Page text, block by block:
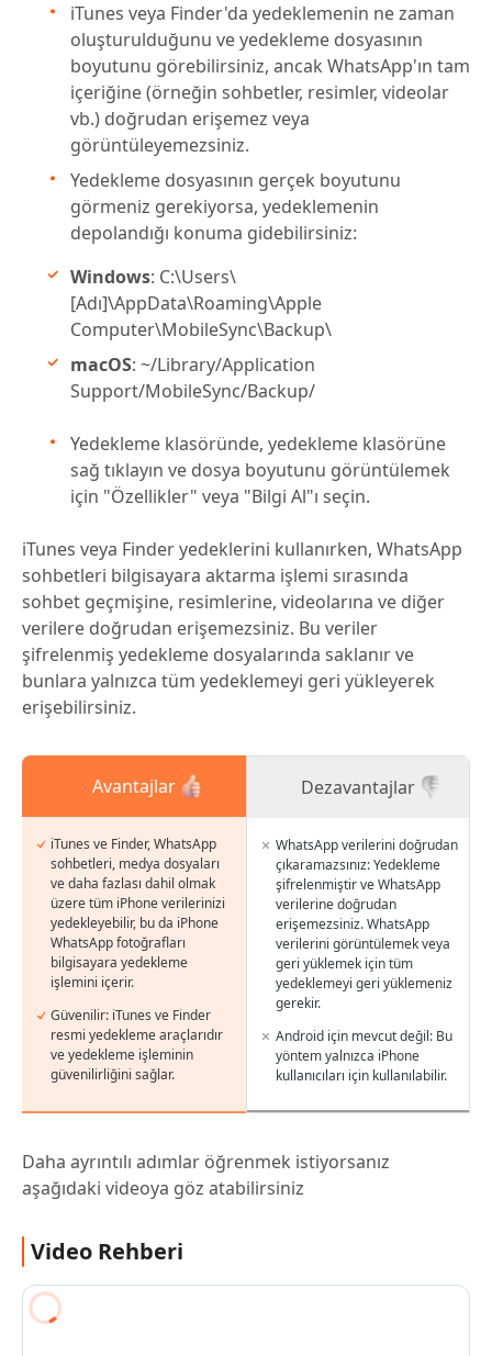
iTunes veya Finder'da yedeklemenin ne zaman
oluşturulduğunu ve yedekleme dosyasının
boyutunu görebilirsiniz, ancak WhatsApp'ın tam
içeriğine (örneğin sohbetler, resimler, videolar
vb.) doğrudan erişemez veya
görüntüleyemezsiniz.
Yedekleme dosyasının gerçek boyutunu
görmeniz gerekiyorsa, yedeklemenin
depolandığı konuma gidebilirsiniz:
Windows: C:\Users\
[Adı]\AppData\Roaming\Apple
Computer\MobileSync\Backup\
macOS: ~/Library/Application
Support/MobileSync/Backup/
Yedekleme klasöründe, yedekleme klasörüne
sağ tıklayın ve dosya boyutunu görüntülemek
için "Özellikler" veya "Bilgi Al"ı seçin.
iTunes veya Finder yedeklerini kullanırken, WhatsApp
sohbetleri bilgisayara aktarma işlemi sırasında
sohbet geçmişine, resimlerine, videolarına ve diğer
verilere doğrudan erişemezsiniz. Bu veriler
şifrelenmiş yedekleme dosyalarında saklanır ve
bunlara yalnızca tüm yedeklemeyi geri yükleyerek
erişebilirsiniz.
Avantajlar
iTunes ve Finder, WhatsApp
sohbetleri, medya dosyaları
ve daha fazlası dahil olmak
üzere tüm iPhone verilerinizi
yedekleyebilir, bu da iPhone
WhatsApp fotoğrafları
bilgisayara yedekleme
işlemini içerir.
Güvenilir: iTunes ve Finder
resmi yedekleme araçlarıdır
ve yedekleme işleminin
güvenilirliğini sağlar.
Dezavantajlar
WhatsApp verilerini doğrudan
çıkaramazsınız: Yedekleme
şifrelenmiştir ve WhatsApp
verilerine doğrudan
erişemezsiniz. WhatsApp
verilerini görüntülemek veya
geri yüklemek için tüm
yedeklemeyi geri yüklemeniz
gerekir.
Android için mevcut değil: Bu
yöntem yalnızca iPhone
kullanıcıları için kullanılabilir.
Daha ayrıntılı adımlar öğrenmek istiyorsanız
aşağıdaki videoya göz atabilirsiniz
Video Rehberi